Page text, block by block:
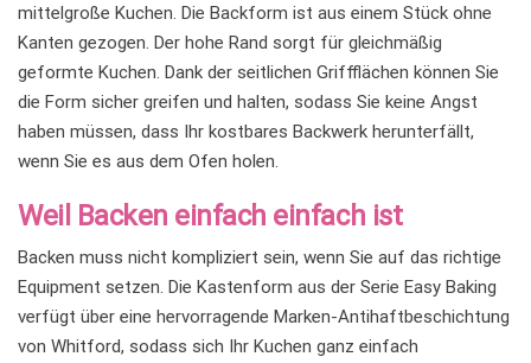
mittelgroße Kuchen. Die Backform ist aus einem Stück ohne
Kanten gezogen. Der hohe Rand sorgt für gleichmäßig
geformte Kuchen. Dank der seitlichen Griffflächen können Sie
die Form sicher greifen und halten, sodass Sie keine Angst
haben müssen, dass Ihr kostbares Backwerk herunterfällt,
wenn Sie es aus dem Ofen holen.
Weil Backen einfach einfach ist
Backen muss nicht kompliziert sein, wenn Sie auf das richtige
Equipment setzen. Die Kastenform aus der Serie Easy Baking
verfügt über eine hervorragende Marken-Antihaftbeschichtung
von Whitford, sodass sich Ihr Kuchen ganz einfach